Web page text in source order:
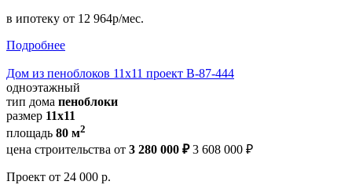
в ипотеку от 12 964р/мес.
Подробнее
Дом из пеноблоков 11х11 проект В-87-444
одноэтажный
тип дома пеноблоки
размер 11х11
площадь 80 м2
цена строительства от 3 280 000 ₽ 3 608 000 ₽
Проект от 24 000 р.